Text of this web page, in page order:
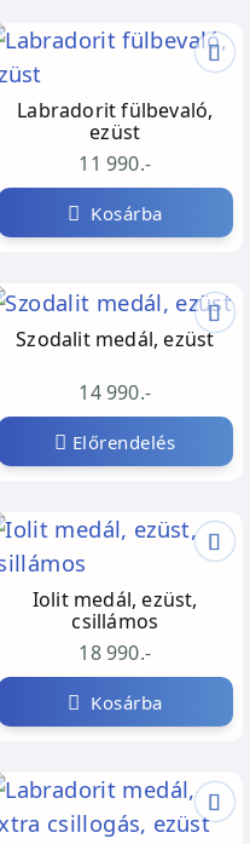
Labradorit fülbevaló,
ezüst
11 990.-
Kosárba
Szodalit medál, ezüst
14 990.-
Előrendelés
Iolit medál, ezüst,
csillámos
18 990.-
Kosárba